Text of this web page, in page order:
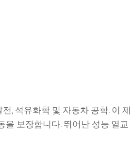
, 석유화학 및 자동차 공학. 이 제
보장합니다. 뛰어난 성능 열교